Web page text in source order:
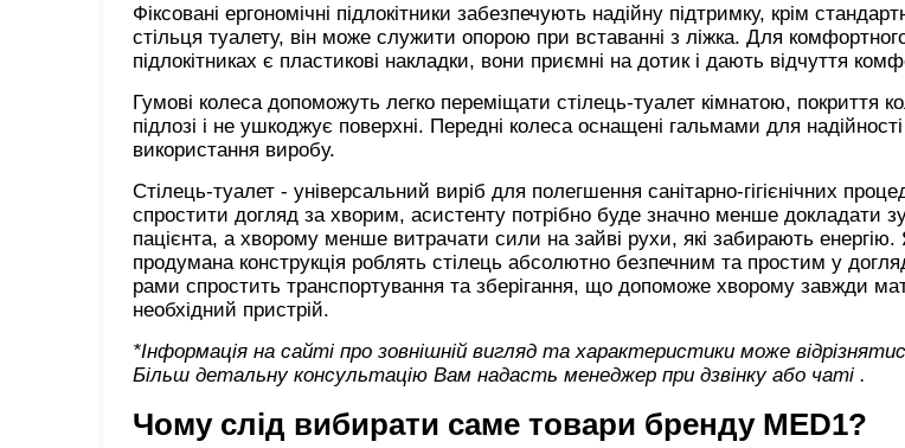
Фіксовані ергономічні підлокітники забезпечують надійну підтримку, крім
стільця туалету, він може служити опорою при вставанні з ліжка. Для
підлокітниках є пластикові накладки, вони приємні на дотик і дають відчуття
Гумові колеса допоможуть легко переміщати стілець-туалет кімнатою, покриття
підлозі і не ушкоджує поверхні. Передні колеса оснащені гальмами для надійності
використання виробу.
Стілець-туалет - універсальний виріб для полегшення санітарно-гігієнічних
спростити догляд за хворим, асистенту потрібно буде значно менше докладати
пацієнта, а хворому менше витрачати сили на зайві рухи, які забирають енергію.
продумана конструкція роблять стілець абсолютно безпечним та простим у
рами спростить транспортування та зберігання, що допоможе хворому завжди
необхідний пристрій.
*Інформація на сайті про зовнішній вигляд та характеристики може
Більш детальну консультацію Вам надасть менеджер при дзвінку або чаті .
Чому слід вибирати саме товари бренду MED1?